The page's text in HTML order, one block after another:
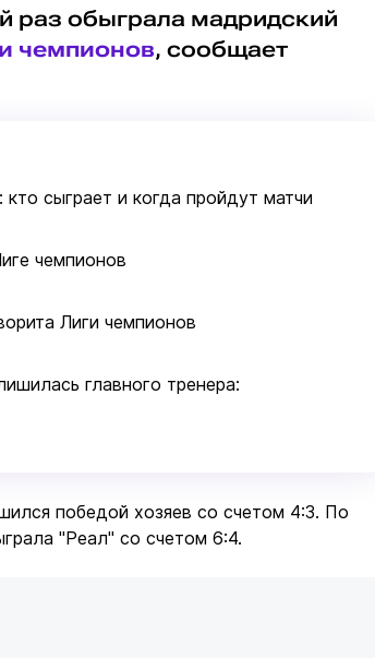
раз обыграла мадридский
чемпионов, сообщает
сыграет и когда пройдут матчи
чемпионов
Лиги чемпионов
главного тренера:
победой хозяев со счетом 4:3. По
"Реал" со счетом 6:4.